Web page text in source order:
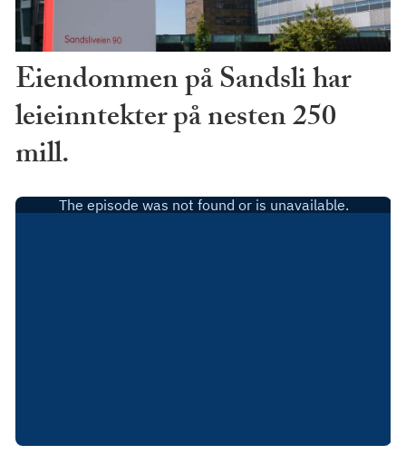
Eiendommen på Sandsli har
leieinntekter på nesten 250
mill.